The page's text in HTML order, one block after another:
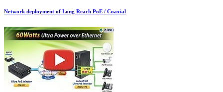
Network deployment of Long Reach PoE / Coaxial